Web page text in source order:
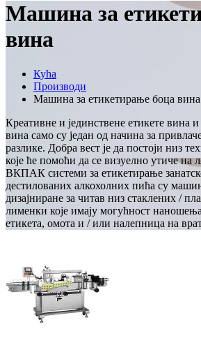
Машина за
вина
Кућа
Производи
Машина за етикетирање боца вина
Креативне и јединствене етикете вина
вина само су један од начина за
разлике. Добра вест је да постоји низ
које ће помоћи да се визуелно утиче на
ВКПАК системи за етикетирање
дестилованих алкохолних пића су
дизајниране за читав низ стаклених /
лименки које имају могућност
етикета, омота и / или налепница на